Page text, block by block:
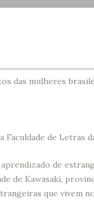
das mulheres
Faculdade de Letras
de
de Kawasaki,
que vivem